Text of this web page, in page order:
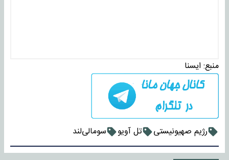
منبع: ايسنا
رژیم صهیونیستی تل آویو سومالی‌لند